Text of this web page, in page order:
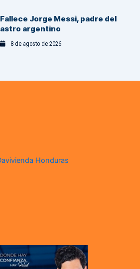
Fallece Jorge Messi, padre del
astro argentino
8 de agosto de 2026